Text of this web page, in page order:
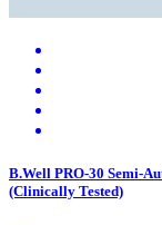
B.Well PRO-30 Semi-
(Clinically Tested)